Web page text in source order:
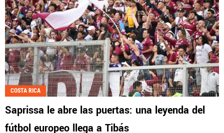
COSTA RICA
Saprissa le abre las puertas: una leyenda del
fútbol europeo llega a Tibás